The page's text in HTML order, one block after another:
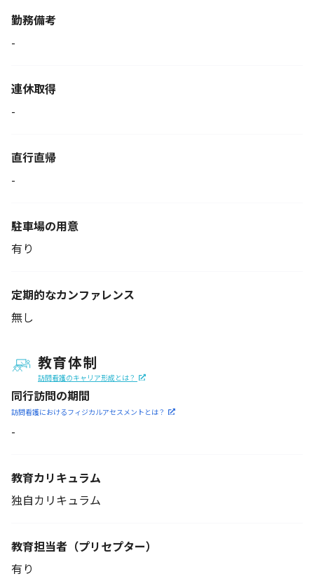
勤務備考
-
連休取得
-
直行直帰
-
駐車場の用意
有り
定期的なカンファレンス
無し
教育体制
訪問看護のキャリア形成とは？
同行訪問の期間
訪問看護におけるフィジカルアセスメントとは？
-
教育カリキュラム
独自カリキュラム
教育担当者 （プリセプター）
有り